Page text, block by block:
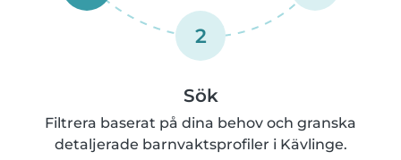
2
Sök
Filtrera baserat på dina behov och granska
detaljerade barnvaktsprofiler i Kävlinge.